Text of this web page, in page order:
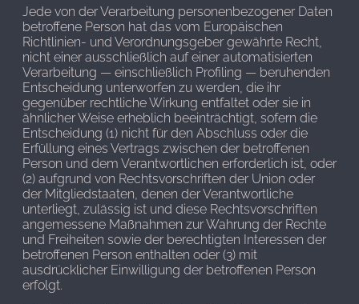
Jede von der Verarbeitung personenbezogener Daten
betroffene Person hat das vom Europäischen
Richtlinien- und Verordnungsgeber gewährte Recht,
nicht einer ausschließlich auf einer automatisierten
Verarbeitung — einschließlich Profiling — beruhenden
Entscheidung unterworfen zu werden, die ihr
gegenüber rechtliche Wirkung entfaltet oder sie in
ähnlicher Weise erheblich beeinträchtigt, sofern die
Entscheidung (1) nicht für den Abschluss oder die
Erfüllung eines Vertrags zwischen der betroffenen
Person und dem Verantwortlichen erforderlich ist, oder
(2) aufgrund von Rechtsvorschriften der Union oder
der Mitgliedstaaten, denen der Verantwortliche
unterliegt, zulässig ist und diese Rechtsvorschriften
angemessene Maßnahmen zur Wahrung der Rechte
und Freiheiten sowie der berechtigten Interessen der
betroffenen Person enthalten oder (3) mit
ausdrücklicher Einwilligung der betroffenen Person
erfolgt.